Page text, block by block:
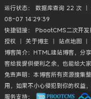
运行状态： 数据库查询 22 次
08-07 14:29:39
快捷链接： PbootCMS二次开发
授权 丨 关于博主 丨 站点地图丨
博客简介：HTML建站博客，分
客给我提供便利之余，也能给大
免责声明：本博客所有资源搜集
用，如果不小心侵犯到你的权益
服务支持：